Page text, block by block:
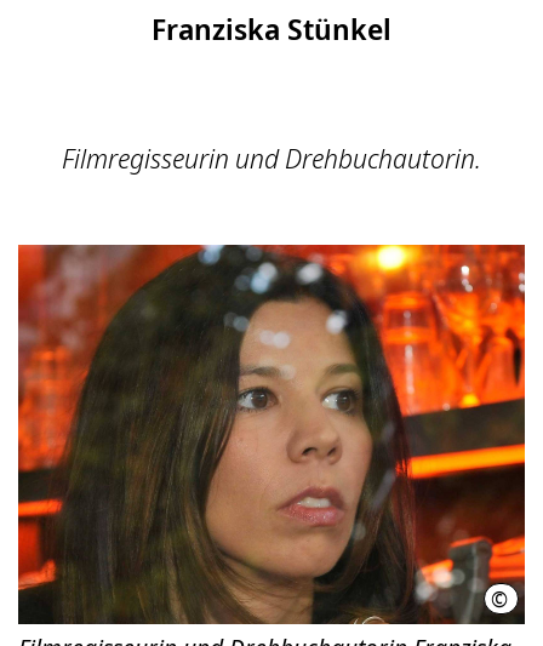
Franziska Stünkel
Filmregisseurin und Drehbuchautorin.
©